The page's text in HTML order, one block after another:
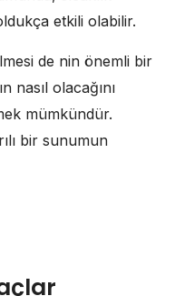
etkili olabilir.
de nin önemli bir
nasıl olacağını
mümkündür.
bir sunumun